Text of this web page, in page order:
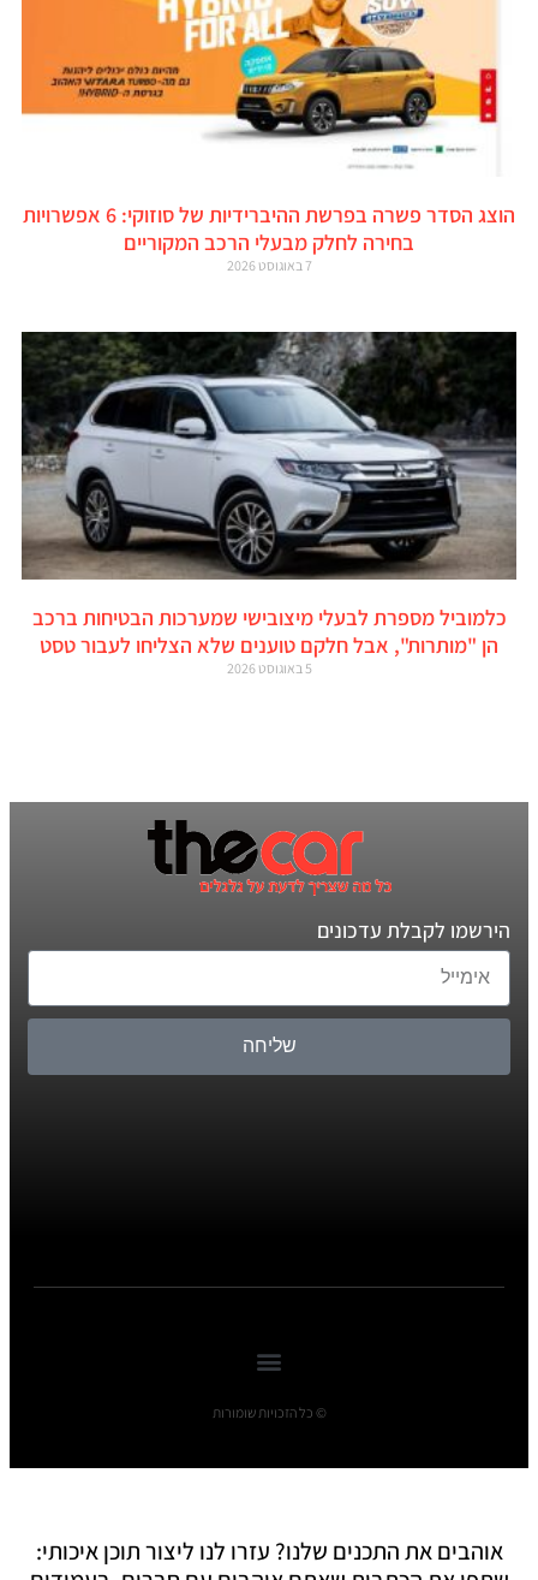
הוצג הסדר פשרה בפרשת ההיברידיות של סוזוקי: 6 אפשרויות
בחירה לחלק מבעלי הרכב המקוריים
7 באוגוסט 2026
כלמוביל מספרת לבעלי מיצובישי שמערכות הבטיחות ברכב
הן "מותרות", אבל חלקם טוענים שלא הצליחו לעבור טסט
5 באוגוסט 2026
הירשמו לקבלת עדכונים
שליחה
© כל הזכויות שומורות
אוהבים את התכנים שלנו? עזרו לנו ליצור תוכן איכותי: